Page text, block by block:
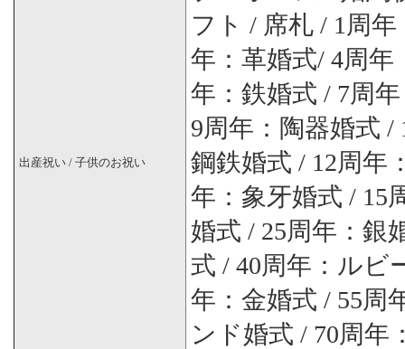
出産祝い / 子供のお祝い
フト / 席札 / 1周
年：革婚式/ 4周年
年：鉄婚式 / 7周
9周年：陶器婚式 /
鋼鉄婚式 / 12周年
年：象牙婚式 / 15
婚式 / 25周年：銀
式 / 40周年：ルビ
年：金婚式 / 55周
ンド婚式 / 70周年